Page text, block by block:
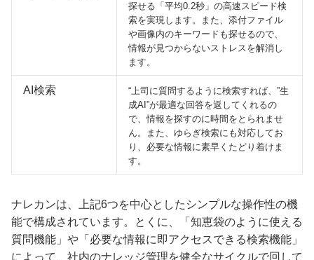
探せる「平均0.2秒」の高速スピード検
索を実現します。また、添付ファイル
や画像内のキーワードも探せるので、
情報が見つからないストレスを解消し
ます。
AI検索
“上司に質問するように検索すれば、”生
成AI”が最適な回答を返してくれるの
で、情報を探すのに時間をとられませ
ん。また、ゆらぎ検索にも対応してお
り、必要な情報に素早くたどり着けま
す。
ナレカンは、上記6つを中心としたシンプルな操作性の機
能で構成されています。とくに、「知恵袋のように使える
質問機能」や「必要な情報に即アクセスできる検索機能」
によって、社内のナレッジ管理を健全なサイクルで回して